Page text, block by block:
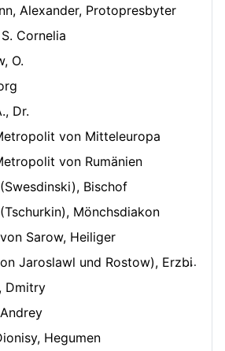
Alexander, Protopresbyter
Cornelia
O.
Dr.
von Mitteleuropa
von Rumänien
Bischof
Mönchsdiakon
Sarow, Heiliger
Jaroslawl und Rostow), Erzbischof
Dmitry
Hegumen